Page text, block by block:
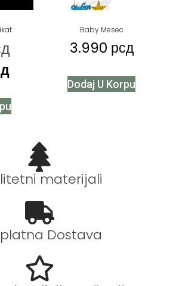
Baby Mesec
3.990 рсд
Dodaj U Korpu
materijali
Dostava